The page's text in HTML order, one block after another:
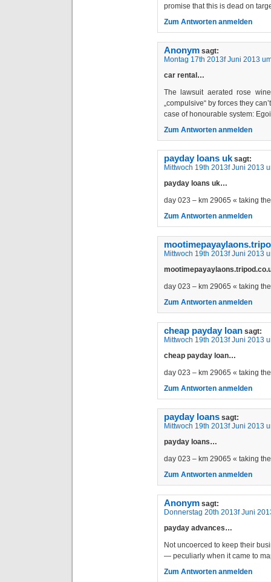
promise that this is dead on
Zum Antworten anmelden
Anonym sagt:
Montag 17th 2013f Juni 2013
car rental…
The lawsuit aerated rose
„compulsive“ by forces they
case of honourable system:
Zum Antworten anmelden
payday loans uk sagt:
Mittwoch 19th 2013f Juni 2013
payday loans uk…
day 023 – km 29065 « taking
Zum Antworten anmelden
Mittwoch 19th 2013f Juni 2013
day 023 – km 29065 « taking
Zum Antworten anmelden
cheap payday loan sagt:
Mittwoch 19th 2013f Juni 2013
cheap payday loan…
day 023 – km 29065 « taking
Zum Antworten anmelden
payday loans sagt:
Mittwoch 19th 2013f Juni 2013
payday loans…
day 023 – km 29065 « taking
Zum Antworten anmelden
Anonym sagt:
Donnerstag 20th 2013f Juni
payday advances…
Not uncoerced to keep their
— peculiarly when it came to
Zum Antworten anmelden